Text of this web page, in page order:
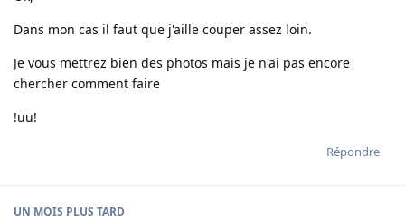
Dans mon cas il faut que j'aille couper assez loin.
Je vous mettrez bien des photos mais je n'ai pas encore
chercher comment faire
!uu!
Répondre
UN MOIS PLUS TARD